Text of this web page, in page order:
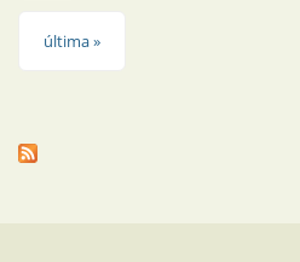
última »